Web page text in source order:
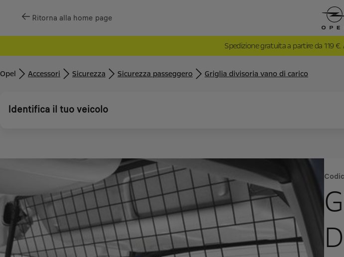
Ritorna alla home page
Spedizione gratuita a partire da 119
Opel Accessori Sicurezza Sicurezza passeggero Griglia divisoria vano di carico
Identifica il tuo veicolo